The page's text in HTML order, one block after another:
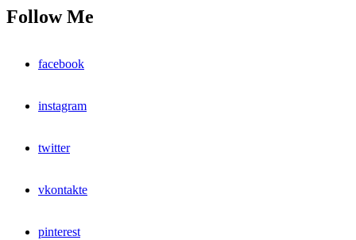
Follow Me
facebook
instagram
twitter
vkontakte
pinterest